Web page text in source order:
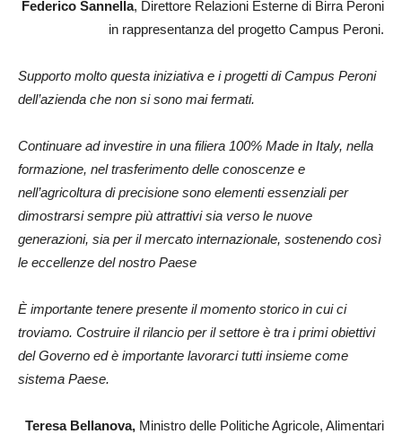
Federico Sannella, Direttore Relazioni Esterne di Birra Peroni
in rappresentanza del progetto Campus Peroni.
Supporto molto questa iniziativa e i progetti di Campus Peroni
dell’azienda che non si sono mai fermati.
Continuare ad investire in una filiera 100% Made in Italy, nella
formazione, nel trasferimento delle conoscenze e
nell’agricoltura di precisione sono elementi essenziali per
dimostrarsi sempre più attrattivi sia verso le nuove
generazioni, sia per il mercato internazionale, sostenendo così
le eccellenze del nostro Paese
È importante tenere presente il momento storico in cui ci
troviamo. Costruire il rilancio per il settore è tra i primi obiettivi
del Governo ed è importante lavorarci tutti insieme come
sistema Paese.
Teresa Bellanova, Ministro delle Politiche Agricole, Alimentari